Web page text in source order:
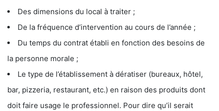
Des dimensions du local à traiter ;
De la fréquence d’intervention au cours de l’année ;
Du temps du contrat établi en fonction des besoins de
la personne morale ;
Le type de l’établissement à dératiser (bureaux, hôtel,
bar, pizzeria, restaurant, etc.) en raison des produits dont
doit faire usage le professionnel. Pour dire qu’il serait